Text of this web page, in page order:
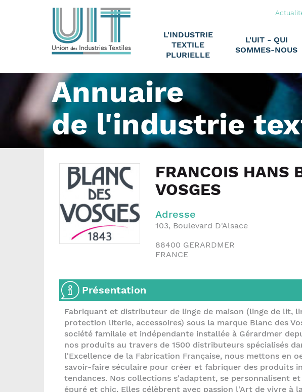
L'INDUSTRIE
TEXTILE
PLURIELLE
L'UIT - QUI
SOMMES-NOUS
Annuaire
de l'industrie
FRANCOIS HANS
VOSGES
Adresse
103, Boulevard D'Alsace
88400 GERARDMER
FRANCE
Présentation
Fabriquant et distributeur de linge de maison (linge de lit,
protection literie, accessoires) sous la marque Blanc des
société familale et indépendante installée à Gérardmer
nos produits au travers de 1500 distributeurs spécialisés
l'Excellence de la Fabrication Française, nous mettons en
savoir-faire séculaire pour créer et fabriquer des produits
tendances. Nos collections s'adaptent, se personnalisent
épuré et chic. Elles célèbrent avec passion l'Art de vivre à